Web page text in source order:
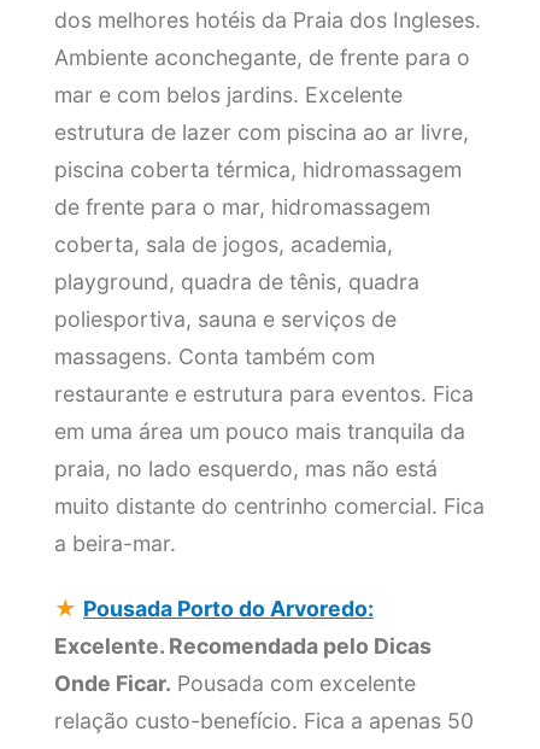
dos melhores hotéis da Praia dos Ingleses.
Ambiente aconchegante, de frente para o
mar e com belos jardins. Excelente
estrutura de lazer com piscina ao ar livre,
piscina coberta térmica, hidromassagem
de frente para o mar, hidromassagem
coberta, sala de jogos, academia,
playground, quadra de tênis, quadra
poliesportiva, sauna e serviços de
massagens. Conta também com
restaurante e estrutura para eventos. Fica
em uma área um pouco mais tranquila da
praia, no lado esquerdo, mas não está
muito distante do centrinho comercial. Fica
a beira-mar.
★ Pousada Porto do Arvoredo:
Excelente. Recomendada pelo Dicas
Onde Ficar. Pousada com excelente
relação custo-benefício. Fica a apenas 50